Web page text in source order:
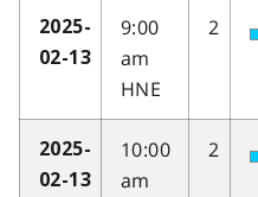
2025-
02-13
9:00
am
HNE
2
2025-
02-13
10:00
am
2